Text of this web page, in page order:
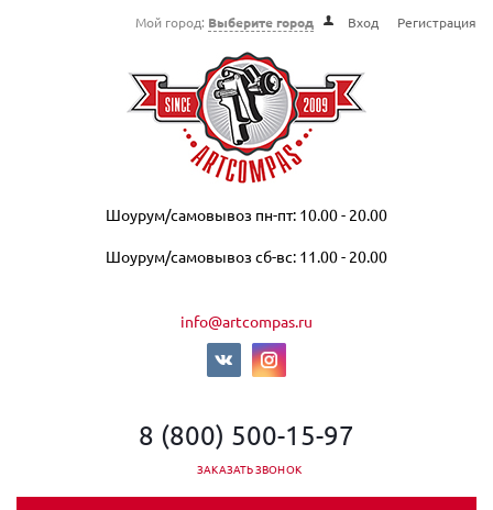
Мой город: Выберите город Вход Регистрация
Шоурум/самовывоз пн-пт: 10.00 - 20.00
Шоурум/самовывоз сб-вс: 11.00 - 20.00
info@artcompas.ru
8 (800) 500-15-97
ЗАКАЗАТЬ ЗВОНОК